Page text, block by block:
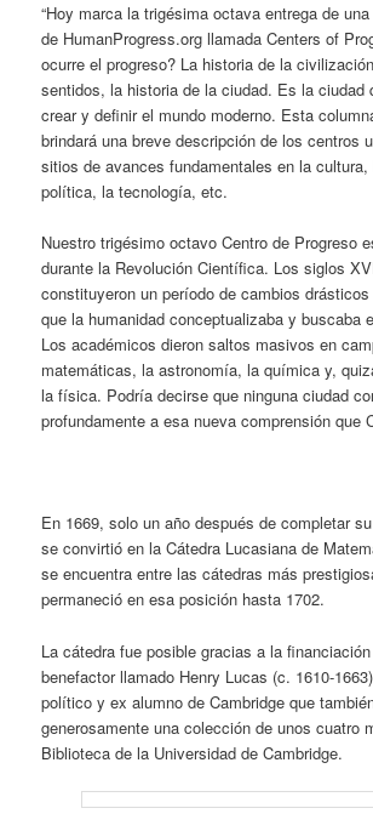
“Hoy marca la trigésima octava entrega de
de HumanProgress.org llamada Centers of
ocurre el progreso? La historia de la
sentidos, la historia de la ciudad. Es la ciudad
crear y definir el mundo moderno. Esta
brindará una breve descripción de los centros
sitios de avances fundamentales en la
política, la tecnología, etc.
Nuestro trigésimo octavo Centro de Progreso
durante la Revolución Científica. Los siglos
constituyeron un período de cambios
que la humanidad conceptualizaba y buscaba
Los académicos dieron saltos masivos en
matemáticas, la astronomía, la química y,
la física. Podría decirse que ninguna ciudad
profundamente a esa nueva comprensión que
En 1669, solo un año después de completar
se convirtió en la Cátedra Lucasiana de
se encuentra entre las cátedras más
permaneció en esa posición hasta 1702.
La cátedra fue posible gracias a la
benefactor llamado Henry Lucas (c. 1610-
político y ex alumno de Cambridge que
generosamente una colección de unos cuatro
Biblioteca de la Universidad de Cambridge.